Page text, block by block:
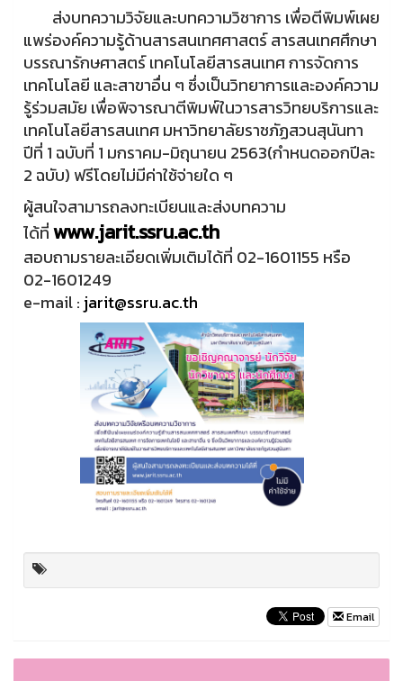
ส่งบทความวิจัยและบทความวิชาการ เพื่อตีพิมพ์เผย
แพร่องค์ความรู้ด้านสารสนเทศศาสตร์ สารสนเทศศึกษา
บรรณารักษศาสตร์ เทคโนโลยีสารสนเทศ การจัดการ
เทคโนโลยี และสาขาอื่น ๆ ซึ่งเป็นวิทยาการและองค์ความ
รู้ร่วมสมัย เพื่อพิจารณาตีพิมพ์ในวารสารวิทยบริการและ
เทคโนโลยีสารสนเทศ มหาวิทยาลัยราชภัฏสวนสุนันทา
ปีที่ 1 ฉบับที่ 1 มกราคม-มิถุนายน 2563(กำหนดออกปีละ
2 ฉบับ) ฟรีโดยไม่มีค่าใช้จ่ายใด ๆ
ผู้สนใจสามารถลงทะเบียนและส่งบทความ
ได้ที่www.jarit.ssru.ac.th
สอบถามรายละเอียดเพิ่มเติมได้ที่ 02-1601155 หรือ
02-1601249
e-mail : jarit@ssru.ac.th
Email